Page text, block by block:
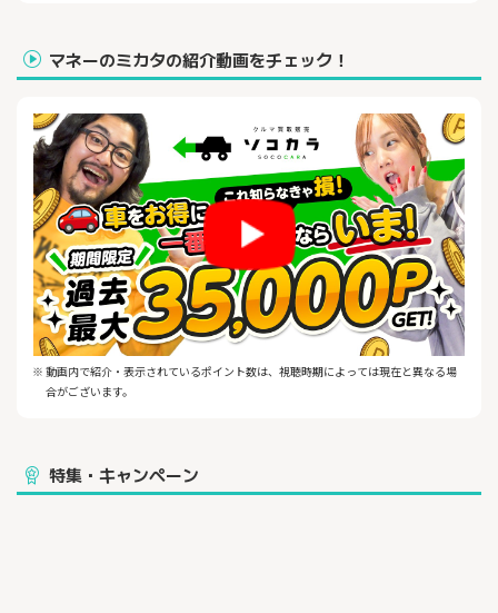
マネーのミカタの紹介動画をチェック！
※ 動画内で紹介・表示されているポイント数は、視聴時期によっては現在と異なる場
合がございます。
特集・キャンペーン